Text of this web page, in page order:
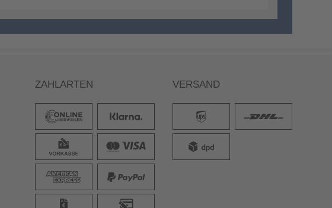
ZAHLARTEN VERSAND